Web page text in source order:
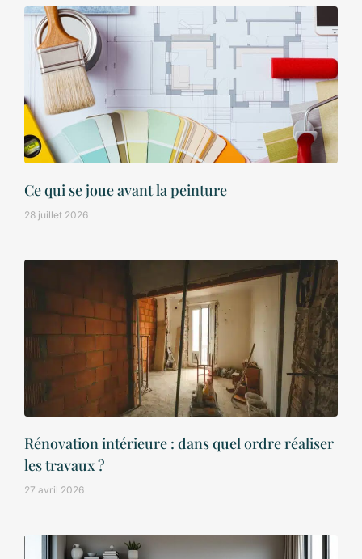
Ce qui se joue avant la peinture
28 juillet 2026
Rénovation intérieure : dans quel ordre réaliser
les travaux ?
27 avril 2026